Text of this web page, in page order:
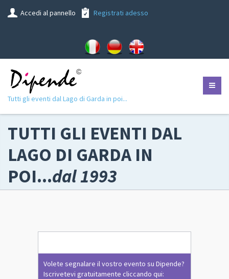
Accedi al pannello Registrati adesso
Tutti gli eventi dal Lago di Garda in poi...
TUTTI GLI EVENTI DAL
LAGO DI GARDA IN
POI...dal 1993
Volete segnalare il vostro evento su Dipende?
Iscrivetevi gratuitamente cliccando qui: